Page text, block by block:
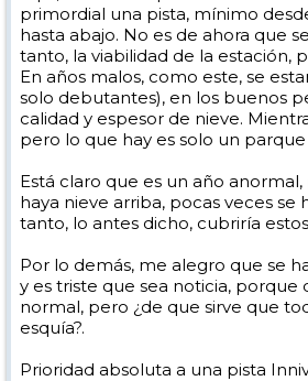
primordial una pista, mínimo
hasta abajo. No es de ahora que
tanto, la viabilidad de la estación,
En años malos, como este, se
solo debutantes), en los buenos
calidad y espesor de nieve.
pero lo que hay es solo un
Está claro que es un año
haya nieve arriba, pocas veces se
tanto, lo antes dicho, cubriría
Por lo demás, me alegro que se
y es triste que sea noticia, porque
normal, pero ¿de que sirve que
esquía?.
Prioridad absoluta a una pista